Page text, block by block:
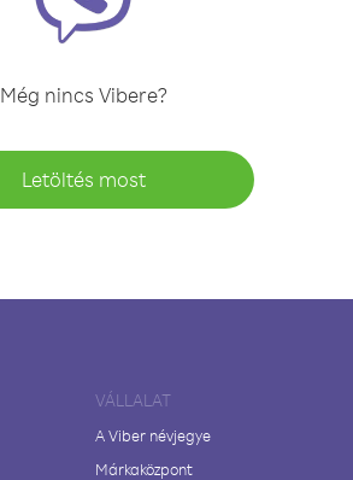
Még nincs Vibere?
Letöltés most
VÁLLALAT
A Viber névjegye
Márkaközpont